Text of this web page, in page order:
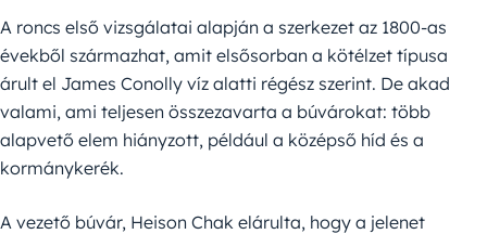
A roncs első vizsgálatai alapján a szerkezet az 1800-as
évekből származhat, amit elsősorban a kötélzet típusa
árult el James Conolly víz alatti régész szerint. De akad
valami, ami teljesen összezavarta a búvárokat: több
alapvető elem hiányzott, például a középső híd és a
kormánykerék.
A vezető búvár, Heison Chak elárulta, hogy a jelenet